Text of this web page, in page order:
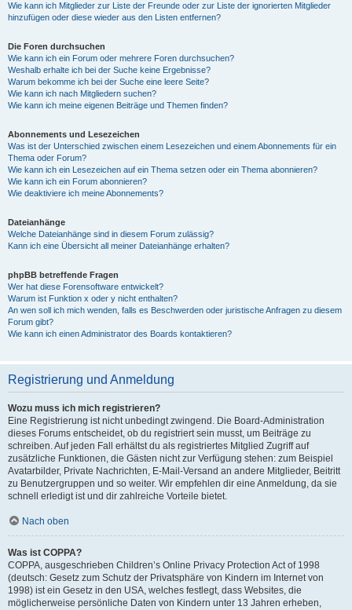
Wie kann ich Mitglieder zur Liste der Freunde oder zur Liste der ignorierten Mitglieder
hinzufügen oder diese wieder aus den Listen entfernen?
Die Foren durchsuchen
Wie kann ich ein Forum oder mehrere Foren durchsuchen?
Weshalb erhalte ich bei der Suche keine Ergebnisse?
Warum bekomme ich bei der Suche eine leere Seite?
Wie kann ich nach Mitgliedern suchen?
Wie kann ich meine eigenen Beiträge und Themen finden?
Abonnements und Lesezeichen
Was ist der Unterschied zwischen einem Lesezeichen und einem Abonnements für ein
Thema oder Forum?
Wie kann ich ein Lesezeichen auf ein Thema setzen oder ein Thema abonnieren?
Wie kann ich ein Forum abonnieren?
Wie deaktiviere ich meine Abonnements?
Dateianhänge
Welche Dateianhänge sind in diesem Forum zulässig?
Kann ich eine Übersicht all meiner Dateianhänge erhalten?
phpBB betreffende Fragen
Wer hat diese Forensoftware entwickelt?
Warum ist Funktion x oder y nicht enthalten?
An wen soll ich mich wenden, falls es Beschwerden oder juristische Anfragen zu diesem
Forum gibt?
Wie kann ich einen Administrator des Boards kontaktieren?
Registrierung und Anmeldung
Wozu muss ich mich registrieren?
Eine Registrierung ist nicht unbedingt zwingend. Die Board-Administration
dieses Forums entscheidet, ob du registriert sein musst, um Beiträge zu
schreiben. Auf jeden Fall erhältst du als registriertes Mitglied Zugriff auf
zusätzliche Funktionen, die Gästen nicht zur Verfügung stehen: zum Beispiel
Avatarbilder, Private Nachrichten, E-Mail-Versand an andere Mitglieder, Beitritt
zu Benutzergruppen und so weiter. Wir empfehlen dir eine Anmeldung, da sie
schnell erledigt ist und dir zahlreiche Vorteile bietet.
Nach oben
Was ist COPPA?
COPPA, ausgeschrieben Children’s Online Privacy Protection Act of 1998
(deutsch: Gesetz zum Schutz der Privatsphäre von Kindern im Internet von
1998) ist ein Gesetz in den USA, welches festlegt, dass Websites, die
möglicherweise persönliche Daten von Kindern unter 13 Jahren erheben,